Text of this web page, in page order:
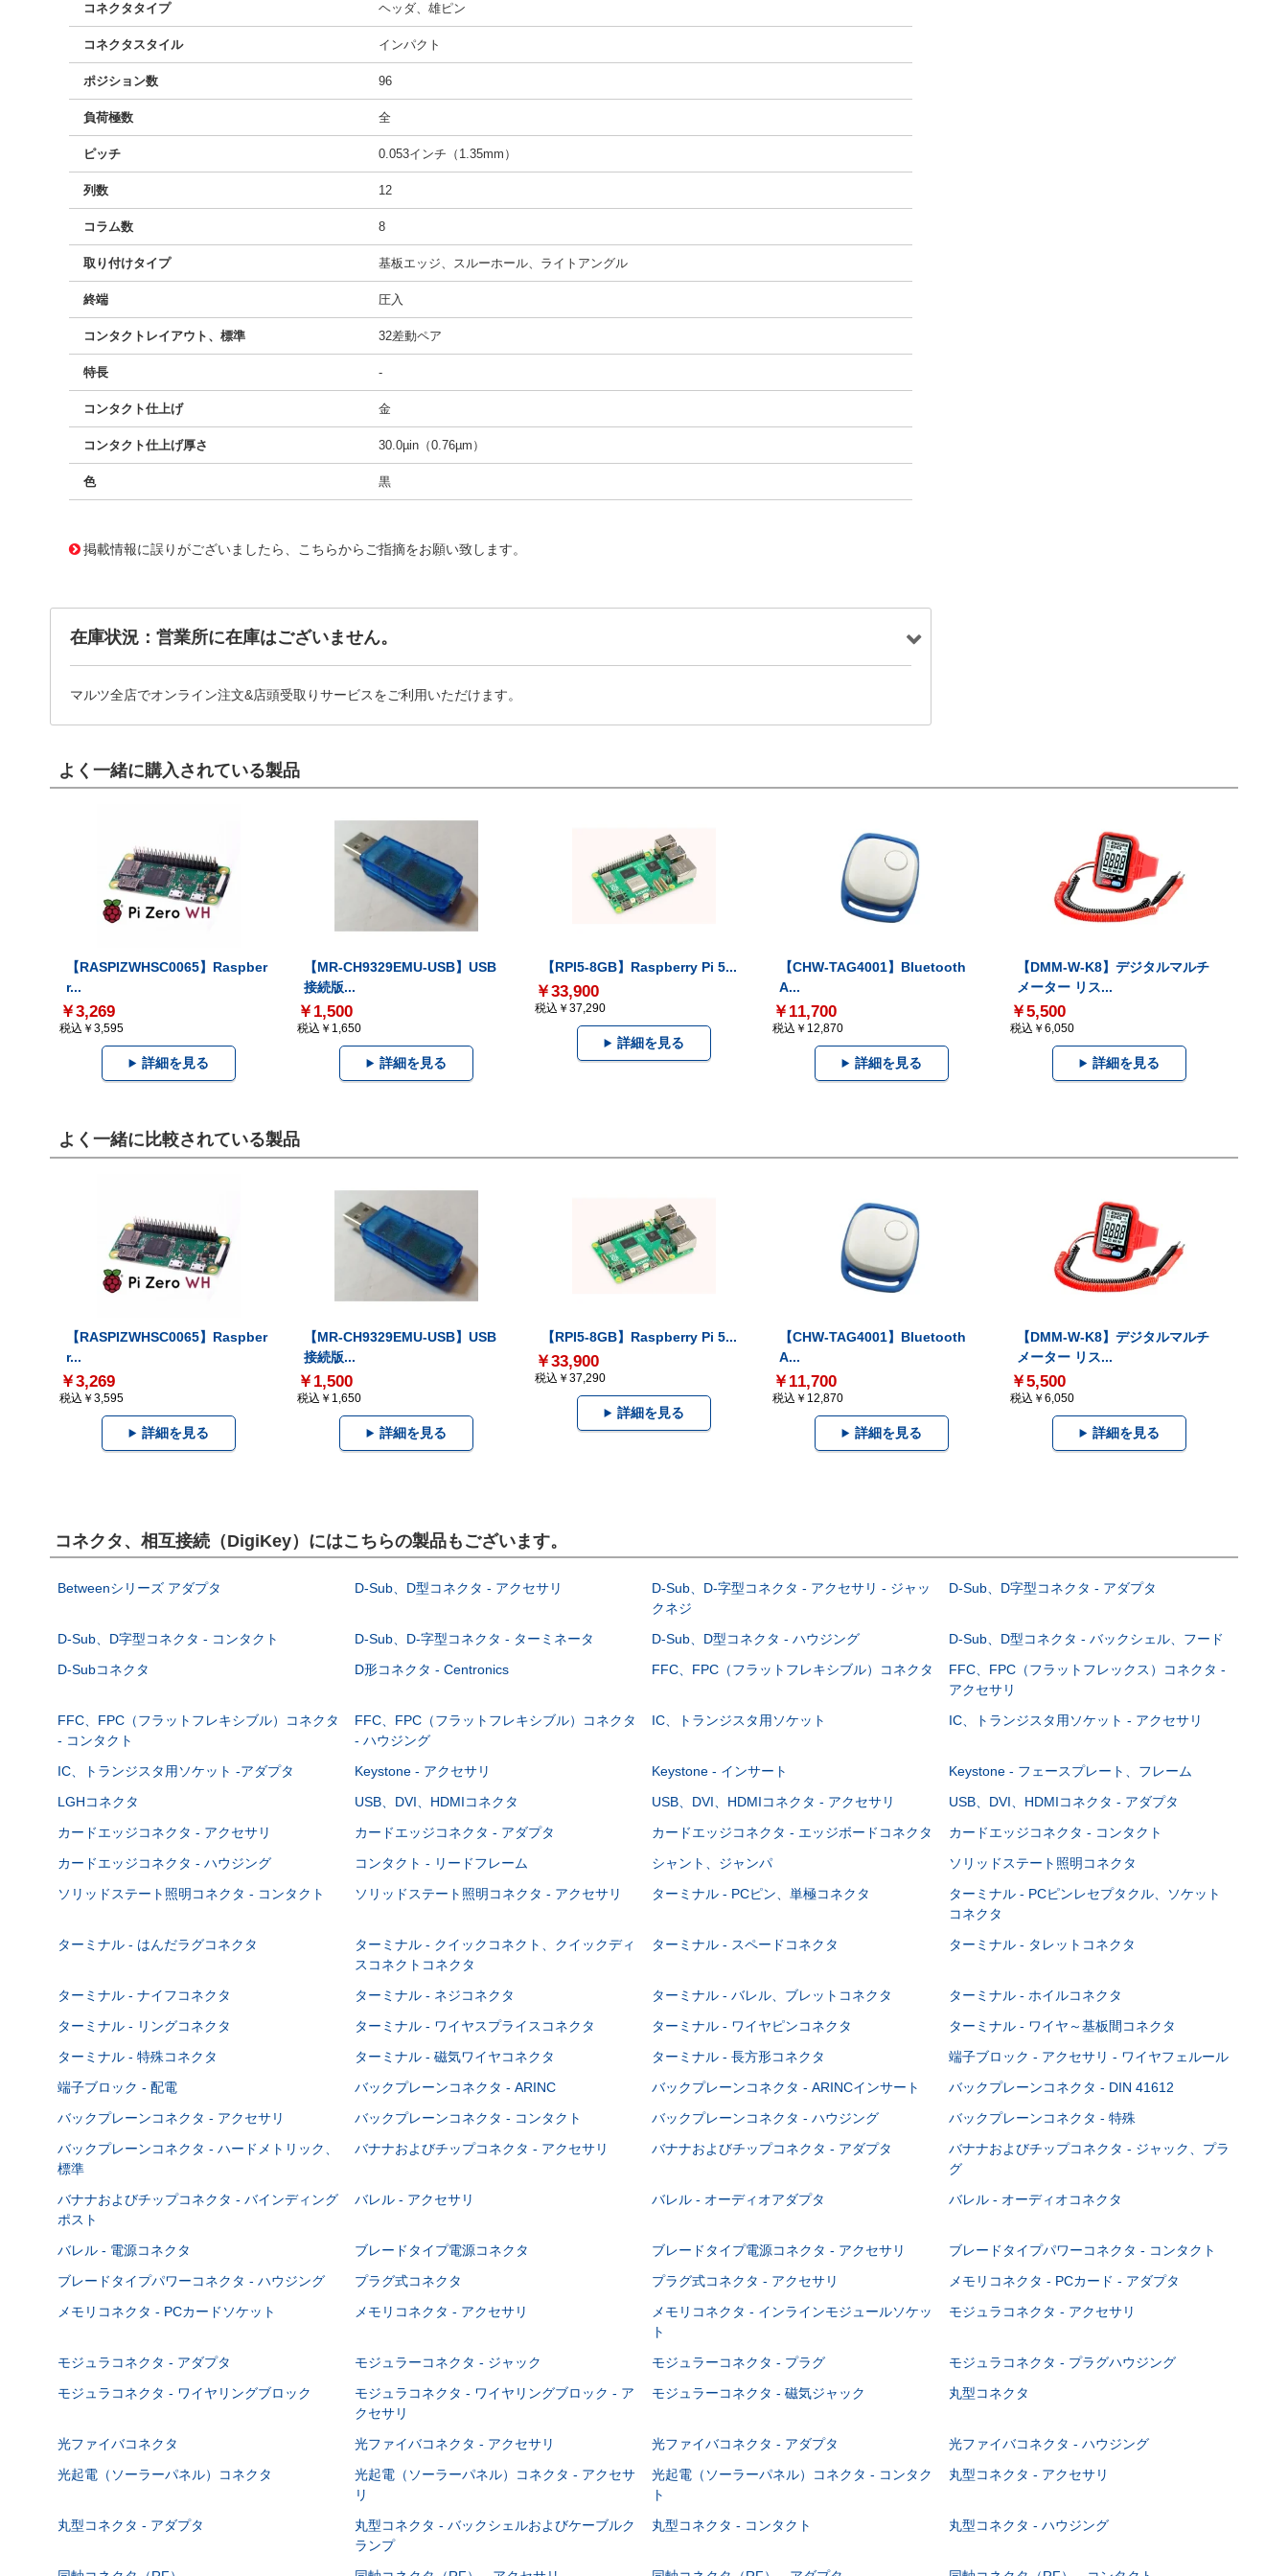
コネクタタイプ ヘッダ、雄ピン
コネクタスタイル インパクト
ポジション数 96
負荷極数 全
ピッチ 0.053インチ（1.35mm）
列数 12
コラム数 8
取り付けタイプ 基板エッジ、スルーホール、ライトアングル
終端 圧入
コンタクトレイアウト、標準 32差動ペア
特長 -
コンタクト仕上げ 金
コンタクト仕上げ厚さ 30.0µin（0.76µm）
色 黒
掲載情報に誤りがございましたら、こちらからご指摘をお願い致します。
在庫状況：営業所に在庫はございません。
マルツ全店でオンライン注文&店頭受取りサービスをご利用いただけます。
よく一緒に購入されている製品
【RASPIZWHSC0065】Raspber
r...
￥3,269
税込￥3,595
詳細を見る
【MR-CH9329EMU-USB】USB
接続版...
￥1,500
税込￥1,650
詳細を見る
【RPI5-8GB】Raspberry Pi 5...
￥33,900
税込￥37,290
詳細を見る
【CHW-TAG4001】Bluetooth
A...
￥11,700
税込￥12,870
詳細を見る
【DMM-W-K8】デジタルマルチ
メーター リス...
￥5,500
税込￥6,050
詳細を見る
よく一緒に比較されている製品
【RASPIZWHSC0065】Raspber
r...
￥3,269
税込￥3,595
詳細を見る
【MR-CH9329EMU-USB】USB
接続版...
￥1,500
税込￥1,650
詳細を見る
【RPI5-8GB】Raspberry Pi 5...
￥33,900
税込￥37,290
詳細を見る
【CHW-TAG4001】Bluetooth
A...
￥11,700
税込￥12,870
詳細を見る
【DMM-W-K8】デジタルマルチ
メーター リス...
￥5,500
税込￥6,050
詳細を見る
コネクタ、相互接続（DigiKey）にはこちらの製品もございます。
Betweenシリーズ アダプタ D-Sub、D型コネクタ - アクセサリ
D-Sub、D-字型コネクタ - アクセサリ - ジャッ
クネジ
D-Sub、D字型コネクタ - アダプタ
D-Sub、D字型コネクタ - コンタクト D-Sub、D-字型コネクタ - ターミネータ D-Sub、D型コネクタ - ハウジング
D-Sub、D型コネクタ - バックシェル、フード
D-Subコネクタ
D形コネクタ - Centronics FFC、FPC（フラットフレキシブル）コネクタ
FFC、FPC（フラットフレックス）コネクタ -
アクセサリ
FFC、FPC（フラットフレキシブル）コネクタ
- コンタクト
FFC、FPC（フラットフレキシブル）コネクタ
- ハウジング
IC、トランジスタ用ソケット IC、トランジスタ用ソケット - アクセサリ
IC、トランジスタ用ソケット -アダプタ Keystone - アクセサリ Keystone - インサート
Keystone - フェースプレート、フレーム
LGHコネクタ
USB、DVI、HDMIコネクタ USB、DVI、HDMIコネクタ - アクセサリ
USB、DVI、HDMIコネクタ - アダプタ
カードエッジコネクタ - アクセサリ
カードエッジコネクタ - アダプタ カードエッジコネクタ - エッジボードコネクタ
カードエッジコネクタ - コンタクト
カードエッジコネクタ - ハウジング
コンタクト - リードフレーム シャント、ジャンパ
ソリッドステート照明コネクタ
ソリッドステート照明コネクタ - コンタクト
ソリッドステート照明コネクタ - アクセサリ ターミナル - PCピン、単極コネクタ
ターミナル - PCピンレセプタクル、ソケット
コネクタ
ターミナル - はんだラグコネクタ
ターミナル - クイックコネクト、クイックディ
スコネクトコネクタ
ターミナル - スペードコネクタ ターミナル - タレットコネクタ
ターミナル - ナイフコネクタ ターミナル - ネジコネクタ ターミナル - バレル、ブレットコネクタ
ターミナル - ホイルコネクタ
ターミナル - リングコネクタ
ターミナル - ワイヤスプライスコネクタ ターミナル - ワイヤピンコネクタ
ターミナル - ワイヤ～基板間コネクタ
ターミナル - 特殊コネクタ
ターミナル - 磁気ワイヤコネクタ ターミナル - 長方形コネクタ
端子ブロック - アクセサリ - ワイヤフェルール
端子ブロック - 配電
バックプレーンコネクタ - ARINC バックプレーンコネクタ - ARINCインサート
バックプレーンコネクタ - DIN 41612
バックプレーンコネクタ - アクセサリ
バックプレーンコネクタ - コンタクト バックプレーンコネクタ - ハウジング
バックプレーンコネクタ - 特殊
バックプレーンコネクタ - ハードメトリック、
標準
バナナおよびチップコネクタ - アクセサリ バナナおよびチップコネクタ - アダプタ
バナナおよびチップコネクタ - ジャック、プラ
グ
バナナおよびチップコネクタ - バインディング
ポスト
バレル - アクセサリ バレル - オーディオアダプタ バレル - オーディオコネクタ
バレル - 電源コネクタ ブレードタイプ電源コネクタ ブレードタイプ電源コネクタ - アクセサリ
ブレードタイプパワーコネクタ - コンタクト
ブレードタイプパワーコネクタ - ハウジング
プラグ式コネクタ プラグ式コネクタ - アクセサリ
メモリコネクタ - PCカード - アダプタ
メモリコネクタ - PCカードソケット
メモリコネクタ - アクセサリ
メモリコネクタ - インラインモジュールソケッ
ト
モジュラコネクタ - アクセサリ
モジュラコネクタ - アダプタ モジュラーコネクタ - ジャック モジュラーコネクタ - プラグ
モジュラコネクタ - プラグハウジング
モジュラコネクタ - ワイヤリングブロック
モジュラコネクタ - ワイヤリングブロック - ア
クセサリ
モジュラーコネクタ - 磁気ジャック 丸型コネクタ
光ファイバコネクタ 光ファイバコネクタ - アクセサリ 光ファイバコネクタ - アダプタ
光ファイバコネクタ - ハウジング
光起電（ソーラーパネル）コネクタ
光起電（ソーラーパネル）コネクタ - アクセサ
リ
光起電（ソーラーパネル）コネクタ - コンタク
ト
丸型コネクタ - アクセサリ
丸型コネクタ - アダプタ
丸型コネクタ - バックシェルおよびケーブルク
ランプ
丸型コネクタ - コンタクト 丸型コネクタ - ハウジング